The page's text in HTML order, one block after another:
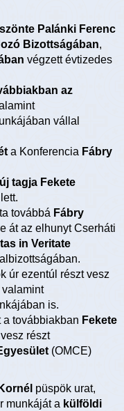
Palánki Ferenc
Bizottságában,
végzett évtizedes
az
vállal
a Konferencia Fábry
tagja Fekete
továbbá Fábry
át az elhunyt Cserháti
in Veritate
úr ezentúl részt vesz
valamint
is.
a továbbiakban Fekete
részt
(OMCE)
püspök urat,
munkáját a külföldi